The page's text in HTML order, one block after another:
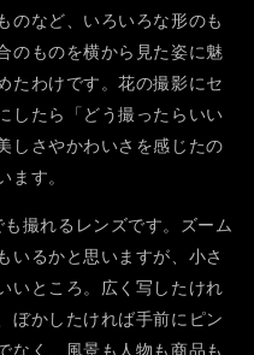
のなど、いろいろな形のも
のものを横から見た姿に魅
たわけです。花の撮影にセ
したら「どう撮ったらいい
しさやかわいさを感じたの
ます。
撮れるレンズです。ズーム
いるかと思いますが、小さ
いところ。広く写したけれ
ぼかしたければ手前にピン
なく、風景も人物も商品も